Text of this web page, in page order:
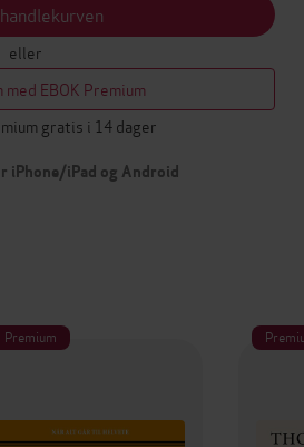
eller
EBOK Premium
gratis i 14 dager
iPhone/iPad og Android
Premium